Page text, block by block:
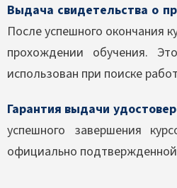
Выдача свидетельства о
После успешного окончания
прохождении обучения.
использован при поиске
Гарантия выдачи
успешного завершения
официально